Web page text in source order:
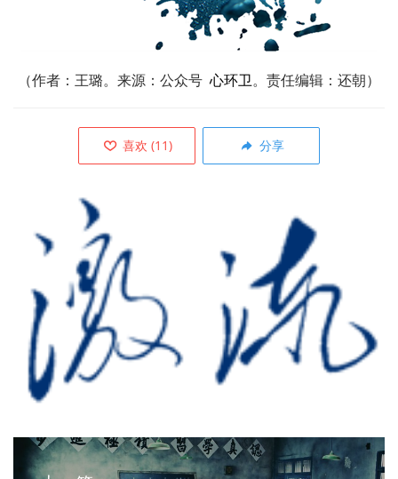
（作者： 王璐。来源：公众号 心环卫 。责任编辑：还朝）
喜欢 (11) 分享